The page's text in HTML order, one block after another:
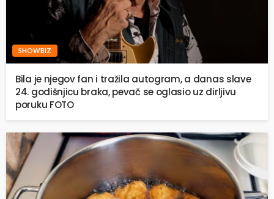
SHOWBIZ
Bila je njegov fan i tražila autogram, a danas slave
24. godišnjicu braka, pevač se oglasio uz dirljivu
poruku FOTO